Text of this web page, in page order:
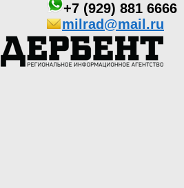
+7 (929) 881 6666
milrad@mail.ru